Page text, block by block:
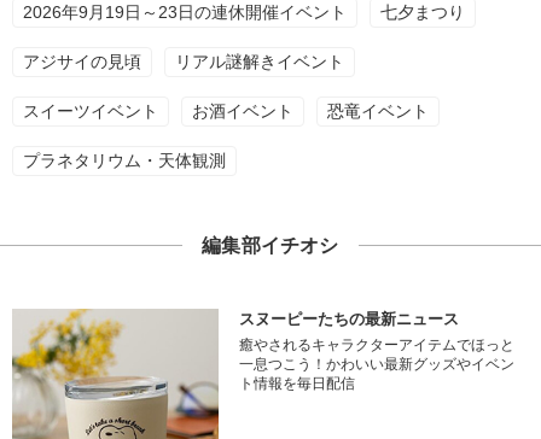
2026年9月19日～23日の連休開催イベント 七夕まつり
アジサイの見頃 リアル謎解きイベント
スイーツイベント お酒イベント 恐竜イベント
プラネタリウム・天体観測
編集部イチオシ
スヌーピーたちの最新ニュース
癒やされるキャラクターアイテムでほっと
一息つこう！かわいい最新グッズやイベン
ト情報を毎日配信